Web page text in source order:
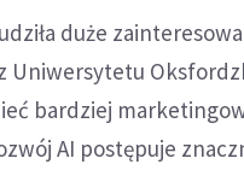
duże
Uniwersytetu
bardziej
AI postępuje